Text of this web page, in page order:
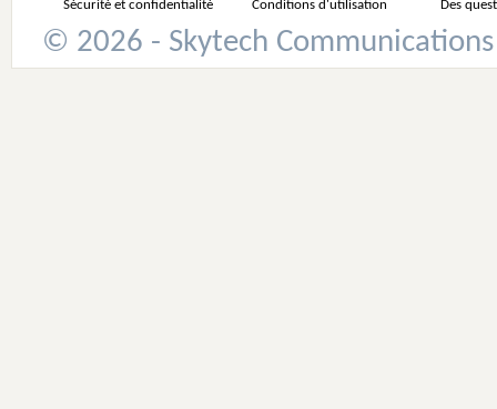
Sécurité et confidentialité
Conditions d'utilisation Des
© 2026 - Skytech Communications